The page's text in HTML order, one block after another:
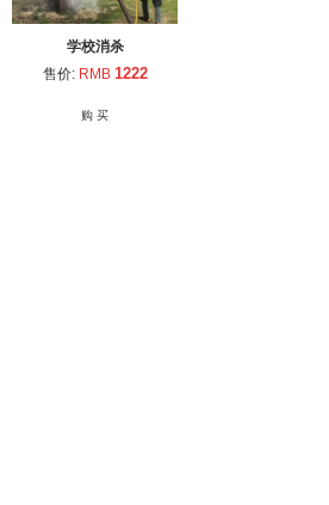
学校消杀
售价: RMB 1222
购 买